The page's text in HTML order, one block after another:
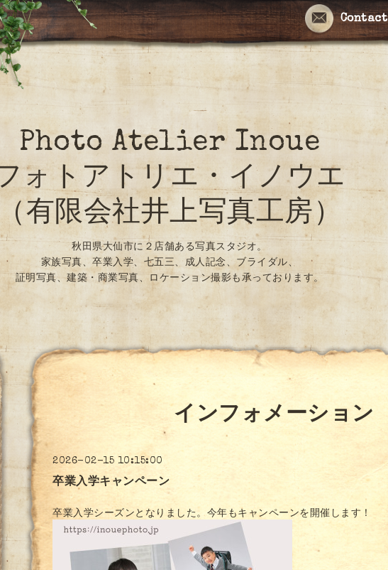
Contact
Photo Atelier Inoue
フォトアトリエ・イノウエ
（有限会社井上写真工房）
秋田県大仙市に２店舗ある写真スタジオ。
家族写真、卒業入学、七五三、成人記念、ブライダル、
証明写真、建築・商業写真、ロケーション撮影も承っております。
インフォメーション
2026-02-15 10:15:00
卒業入学キャンペーン
卒業入学シーズンとなりました。今年もキャンペーンを開催します！